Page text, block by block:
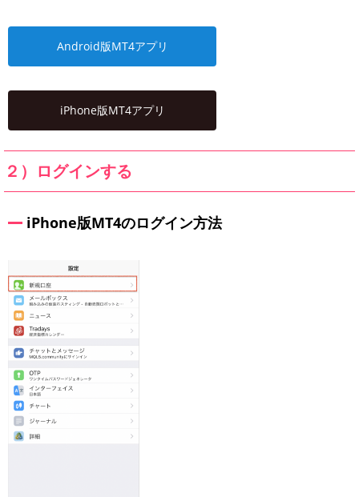
Android版MT4アプリ
iPhone版MT4アプリ
２）ログインする
iPhone版MT4のログイン方法